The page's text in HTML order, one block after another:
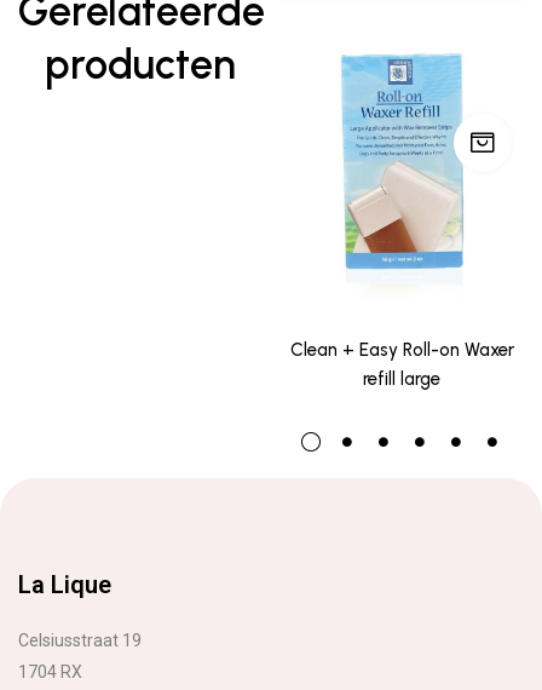
Gerelateerde
producten
Clean + Easy Roll-on Waxer
refill large
La Lique
Celsiusstraat 19
1704 RX